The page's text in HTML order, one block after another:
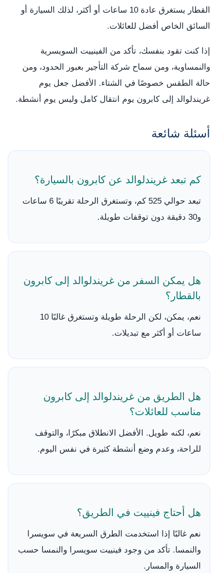
القطار يستغرق عادة 10 ساعات أو أكثر، لذلك السيارة أو
السائق الخاص أفضل للعائلات.
إذا كنت تقود بنفسك، تأكد من الفينييت السويسرية
والنمساوية، ومن سماح شركة التأجير بعبور الحدود، ومن
حالة الطقس خصوصًا في الشتاء. الأفضل جعل يوم
غريندلوالد إلى كابرون يوم انتقال كامل وليس يوم أنشطة.
أسئلة شائعة
كم تبعد غريندلوالد عن كابرون بالسيارة؟
تبعد حوالي 525 كم، وتستغرق الرحلة تقريبًا 6 ساعات
و30 دقيقة دون توقفات طويلة.
هل يمكن السفر من غريندلوالد إلى كابرون
بالقطار؟
نعم، يمكن، لكن الرحلة طويلة وتستغرق غالبًا 10
ساعات أو أكثر مع تبديلات.
هل الطريق من غريندلوالد إلى كابرون
مناسب للعائلات؟
نعم، لكنه طويل. الأفضل الانطلاق مبكرًا، والتوقف
للراحة، وعدم وضع أنشطة كثيرة في نفس اليوم.
هل أحتاج فينييت في الطريق؟
نعم غالبًا إذا استخدمت الطرق السريعة في سويسرا
والنمسا. تأكد من وجود فينييت سويسرا والنمسا حسب
السيارة والمسار.